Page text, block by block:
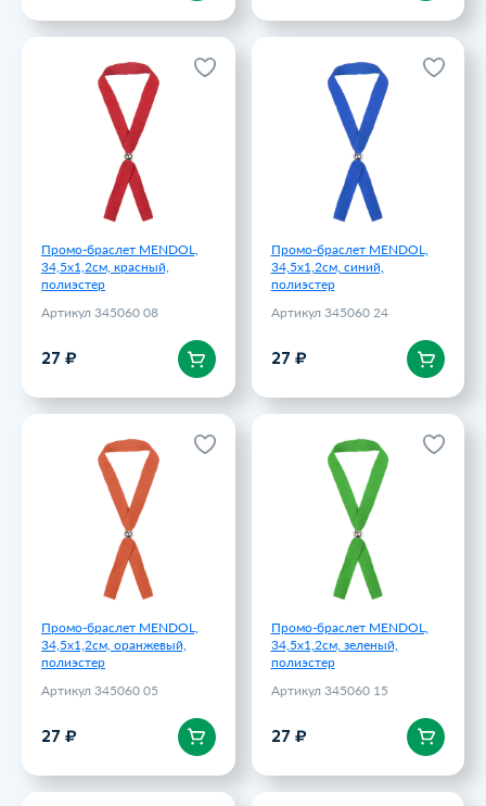
Промо-браслет MENDOL,
34,5х1,2см, красный,
полиэстер
Артикул 345060 08
27 ₽
Промо-браслет MENDOL,
34,5х1,2см, красный,
полиэстер
Артикул 345060 08
Промо-браслет MENDOL,
34,5х1,2см, синий,
полиэстер
Артикул 345060 24
27 ₽
Промо-браслет MENDOL,
34,5х1,2см, синий,
полиэстер
Артикул 345060 24
Промо-браслет MENDOL,
34,5х1,2см, оранжевый,
полиэстер
Артикул 345060 05
27 ₽
Промо-браслет MENDOL,
34,5х1,2см, оранжевый,
полиэстер
Артикул 345060 05
Промо-браслет MENDOL,
34,5х1,2см, зеленый,
полиэстер
Артикул 345060 15
27 ₽
Промо-браслет MENDOL,
34,5х1,2см, зеленый,
полиэстер
Артикул 345060 15